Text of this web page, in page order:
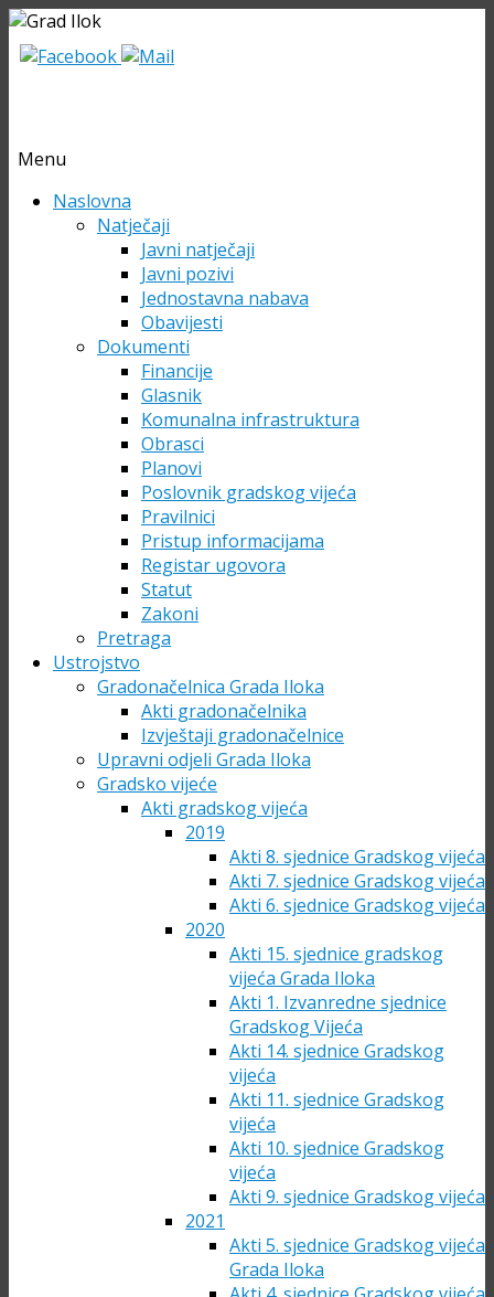
Menu
Skip Naslovna
Natječaji
Javni natječaji
Javni pozivi
Jednostavna nabava
Obavijesti
Dokumenti
Financije
Glasnik
Komunalna infrastruktura
Obrasci
Planovi
Poslovnik gradskog vijeća
Pravilnici
Pristup informacijama
Registar ugovora
Statut
Zakoni
Pretraga
Ustrojstvo
Gradonačelnica Grada Iloka
Akti gradonačelnika
Izvještaji gradonačelnice
Upravni odjeli Grada Iloka
Gradsko vijeće
Akti gradskog vijeća
2019
Akti 8. sjednice Gradskog vijeća
Akti 7. sjednice Gradskog vijeća
Akti 6. sjednice Gradskog vijeća
2020
Akti 15. sjednice gradskog
vijeća Grada Iloka
Akti 1. Izvanredne sjednice
Gradskog Vijeća
Akti 14. sjednice Gradskog
vijeća
Akti 11. sjednice Gradskog
vijeća
Akti 10. sjednice Gradskog
vijeća
Akti 9. sjednice Gradskog vijeća
2021
Akti 5. sjednice Gradskog vijeća
Grada Iloka